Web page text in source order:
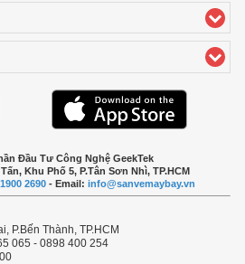
to expand contents
Đầu Tư Công Nghệ GeekTek
Khu Phố 5, P.Tân Sơn Nhì, TP.HCM
1900 2690- Email: info@sanvemaybay.vn
P.Bến Thành, TP.HCM
065 - 0898 400 254